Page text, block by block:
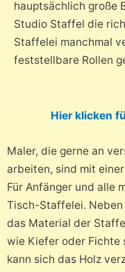
hauptsächlich große
Studio Staffel die
Staffelei manchmal
feststellbare Rollen
Hier klicken
Maler, die gerne an
arbeiten, sind mit
Für Anfänger und alle
Tisch-Staffelei.
das Material der
wie Kiefer oder Fichte
kann sich das Holz